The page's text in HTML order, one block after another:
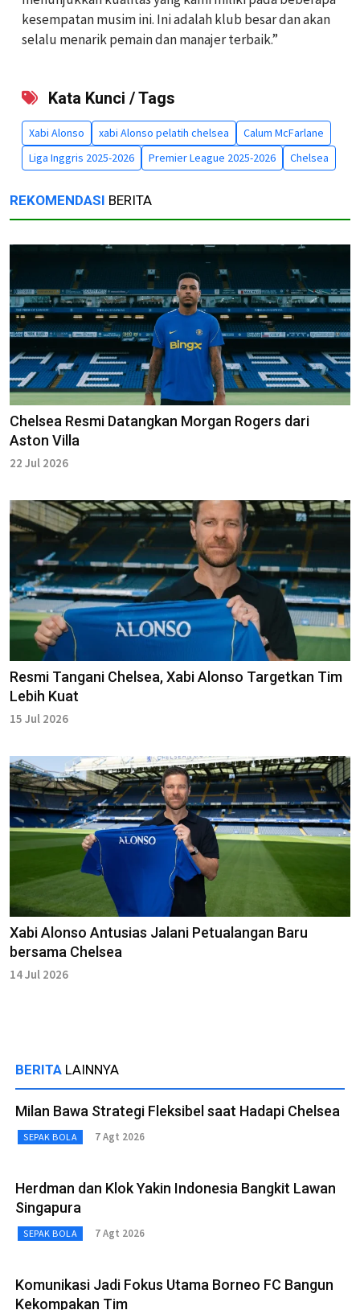
kesempatan musim ini. Ini adalah klub besar dan akan
selalu menarik pemain dan manajer terbaik.”
Kata Kunci / Tags
Xabi Alonso xabi Alonso pelatih chelsea
Calum McFarlane
Liga Inggris 2025-2026
Premier League 2025-2026 Chelsea
REKOMENDASI BERITA
Chelsea Resmi Datangkan Morgan Rogers dari
Aston Villa
22 Jul 2026
Resmi Tangani Chelsea, Xabi Alonso Targetkan Tim
Lebih Kuat
15 Jul 2026
Xabi Alonso Antusias Jalani Petualangan Baru
bersama Chelsea
14 Jul 2026
BERITA LAINNYA
Milan Bawa Strategi Fleksibel saat Hadapi Chelsea
SEPAK BOLA 7 Agt 2026
Herdman dan Klok Yakin Indonesia Bangkit Lawan
Singapura
SEPAK BOLA 7 Agt 2026
Komunikasi Jadi Fokus Utama Borneo FC Bangun
Kekompakan Tim